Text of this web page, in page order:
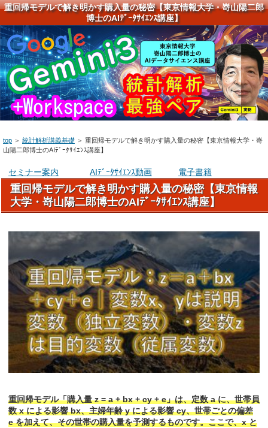
重回帰モデルで解き明かす購入量の秘密【東京情報大学・嵜山陽二郎
博士のAIﾃﾞｰﾀｻｲｴﾝｽ講座】
top ＞ 統計解析講義基礎 ＞ 重回帰モデルで解き明かす購入量の秘密【東京情報大学・嵜
山陽二郎博士のAIﾃﾞｰﾀｻｲｴﾝｽ講座】
セミナー案内 AIﾃﾞｰﾀｻｲｴﾝｽ動画 電子書籍
重回帰モデルで解き明かす購入量の秘密【東京情報
大学・嵜山陽二郎博士のAIﾃﾞｰﾀｻｲｴﾝｽ講座】
重回帰モデル「購入量 z = a + bx + cy + e」は、定数 a に、世帯員
数 x による影響 bx、主婦年齢 y による影響 cy、世帯ごとの偏差
e を加えて、その世帯の購入量を予測するものです。ここで、x と